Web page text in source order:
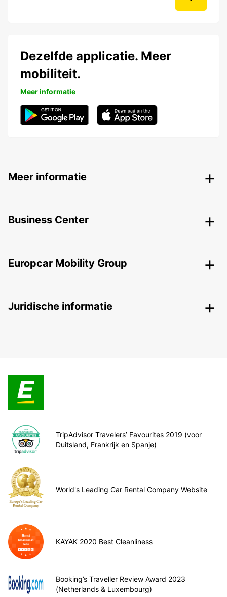
Dezelfde applicatie. Meer
mobiliteit.
Meer informatie
Meer informatie
Business Center
Europcar Mobility Group
Juridische informatie
TripAdvisor Travelers’ Favourites 2019 (voor
Duitsland, Frankrijk en Spanje)
World's Leading Car Rental Company Website
KAYAK 2020 Best Cleanliness
Booking’s Traveller Review Award 2023
(Netherlands & Luxembourg)